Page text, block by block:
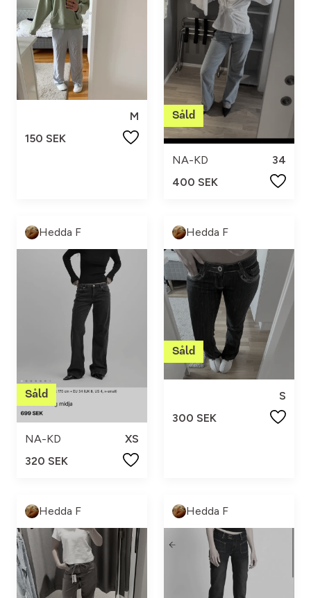
M
150 SEK
NA-KD
34
400 SEK
Hedda F
NA-KD
XS
320 SEK
Hedda F
S
300 SEK
Hedda F Hedda F